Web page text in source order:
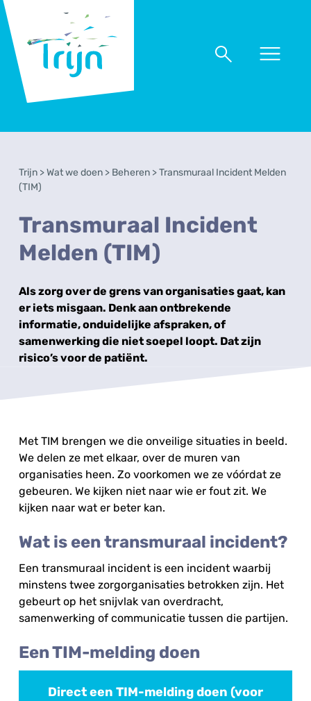
Trijn
Naar
Naar
Trijn >Wat we doen > Beheren >Transmuraal Incident Melden
(TIM)
Transmuraal Incident
Melden (TIM)
Als zorg over de grens van organisaties gaat, kan
er iets misgaan. Denk aan ontbrekende
informatie, onduidelijke afspraken, of
samenwerking die niet soepel loopt. Dat zijn
risico’s voor de patiënt.
Met TIM brengen we die onveilige situaties in beeld.
We delen ze met elkaar, over de muren van
organisaties heen. Zo voorkomen we ze vóórdat ze
gebeuren. We kijken niet naar wie er fout zit. We
kijken naar wat er beter kan.
Wat is een transmuraal incident?
Een transmuraal incident is een incident waarbij
minstens twee zorgorganisaties betrokken zijn. Het
gebeurt op het snijvlak van overdracht,
samenwerking of communicatie tussen die partijen.
Een TIM-melding doen
Direct een TIM-melding doen (voor